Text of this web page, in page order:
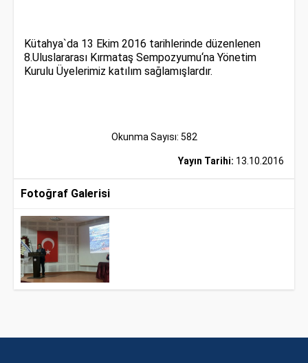
Kütahya`da 13 Ekim 2016 tarihlerinde düzenlenen
8.Uluslararası Kırmataş Sempozyumu‘na Yönetim
Kurulu Üyelerimiz katılım sağlamışlardır.
Okunma Sayısı: 582
Yayın Tarihi: 13.10.2016
Fotoğraf Galerisi